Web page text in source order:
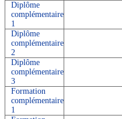
Diplôme
complémentaire
1
Diplôme
complémentaire
2
Diplôme
complémentaire
3
Formation
complémentaire
1